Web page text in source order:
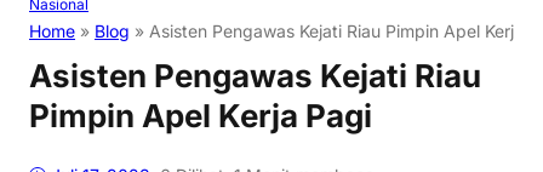
Nasional
Home » Blog » Asisten Pengawas Kejati Riau Pimpin Apel Kerja
Asisten Pengawas Kejati Riau
Pimpin Apel Kerja Pagi